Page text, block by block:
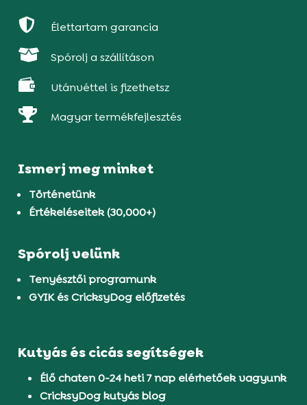
 Élettartam garancia
 Spórolj a szállításon
 Utánvéttel is fizethetsz
 Magyar termékfejlesztés
Ismerj meg minket
Történetünk
Értékeléseitek (30,000+)
Spórolj velünk
Tenyésztői programunk
GYIK és CricksyDog előfizetés
Kutyás és cicás segítségek
Élő chaten 0-24 heti 7 nap elérhetőek vagyunk
CricksyDog kutyás blog